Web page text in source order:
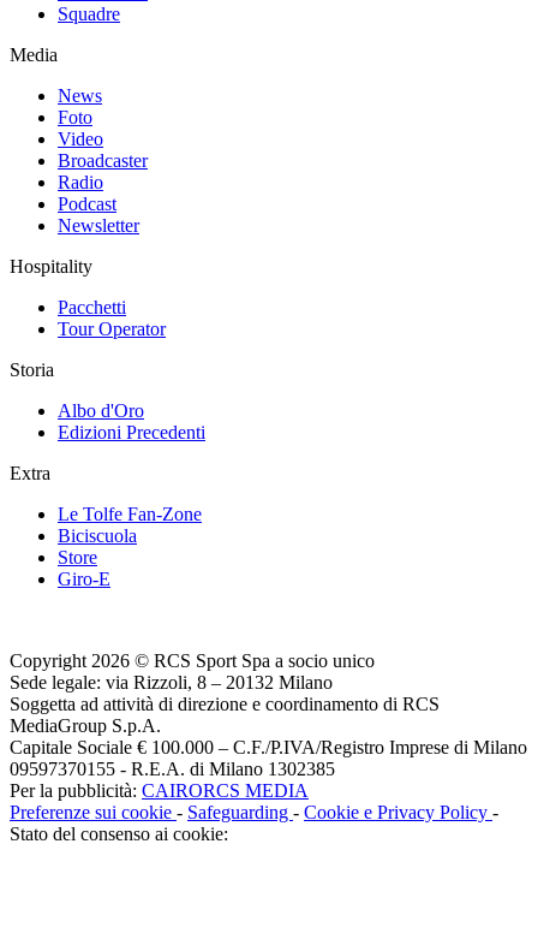
Squadre
Media
News
Foto
Video
Broadcaster
Radio
Podcast
Newsletter
Hospitality
Pacchetti
Tour Operator
Storia
Albo d'Oro
Edizioni Precedenti
Extra
Le Tolfe Fan-Zone
Biciscuola
Store
Giro-E
Copyright 2026 © RCS Sport Spa a socio unico
Sede legale: via Rizzoli, 8 – 20132 Milano
Soggetta ad attività di direzione e coordinamento di RCS
MediaGroup S.p.A.
Capitale Sociale € 100.000 – C.F./P.IVA/Registro Imprese di Milano
09597370155 - R.E.A. di Milano 1302385
Per la pubblicità: CAIRORCS MEDIA
Preferenze sui cookie - Safeguarding - Cookie e Privacy Policy -
Stato del consenso ai cookie: